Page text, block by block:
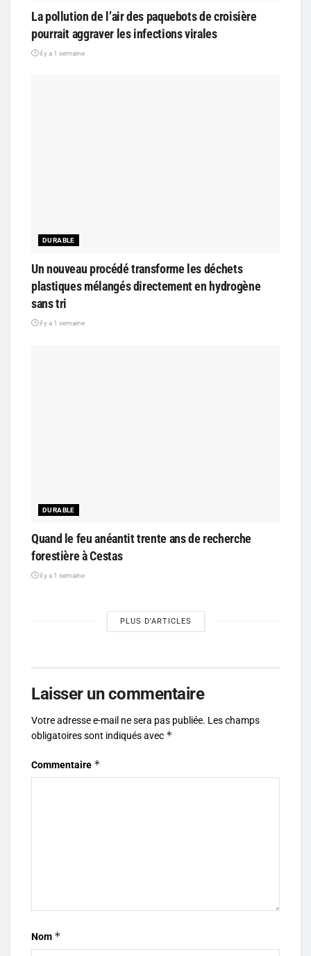
La pollution de l’air des paquebots de croisière
pourrait aggraver les infections virales
il y a 1 semaine
DURABLE
Un nouveau procédé transforme les déchets
plastiques mélangés directement en hydrogène
sans tri
il y a 1 semaine
DURABLE
Quand le feu anéantit trente ans de recherche
forestière à Cestas
il y a 1 semaine
PLUS D'ARTICLES
Laisser un commentaire
Votre adresse e-mail ne sera pas publiée. Les champs
obligatoires sont indiqués avec *
Commentaire *
Nom *